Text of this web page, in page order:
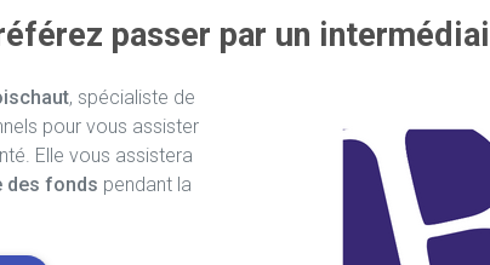
passer par un
, spécialiste de
pour vous assister
Elle vous assistera
des fonds pendant la